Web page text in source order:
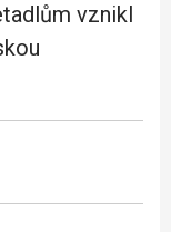
vznikl